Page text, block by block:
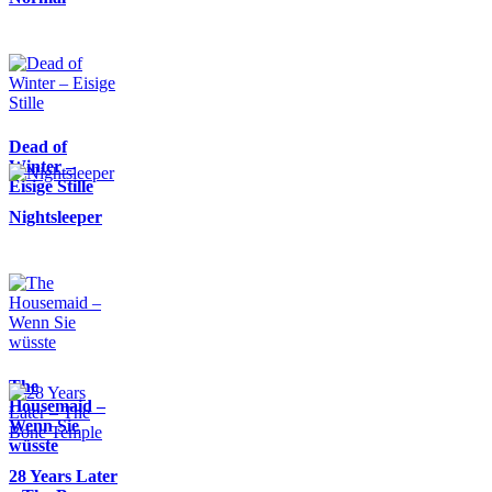
Dead of
Winter –
Eisige Stille
Nightsleeper
The
Housemaid –
Wenn Sie
wüsste
28 Years Later